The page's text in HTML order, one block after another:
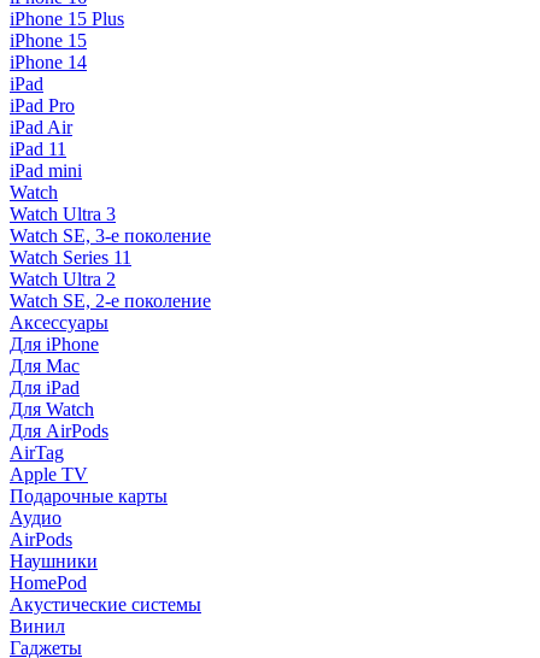
iPhone 15 Plus
iPhone 15
iPhone 14
iPad
iPad Pro
iPad Air
iPad 11
iPad mini
Watch
Watch Ultra 3
Watch SE, 3-е поколение
Watch Series 11
Watch Ultra 2
Watch SE, 2-е поколение
Аксессуары
Для iPhone
Для Mac
Для iPad
Для Watch
Для AirPods
AirTag
Apple TV
Подарочные карты
Аудио
AirPods
Наушники
HomePod
Акустические системы
Винил
Гаджеты